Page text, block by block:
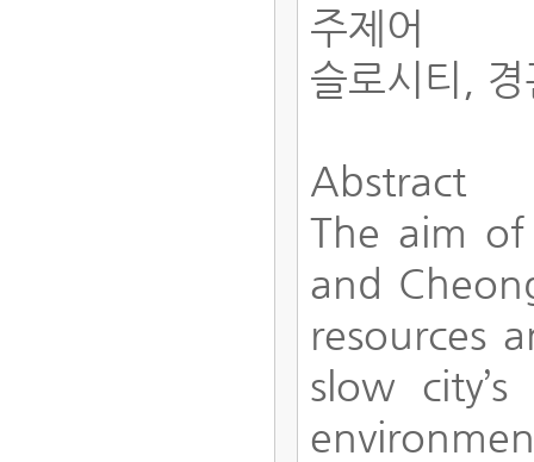
주제어
슬로시티,
Abstract
The aim
and
resources
slow